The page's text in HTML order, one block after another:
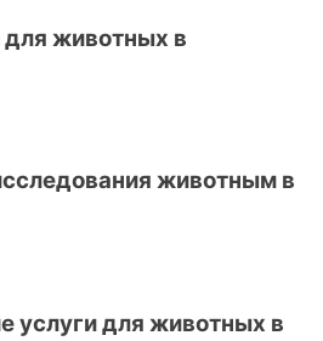
для животных в
животным в
услуги для животных в